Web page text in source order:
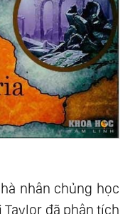
nhân chủng học
Taylor đã phân tích